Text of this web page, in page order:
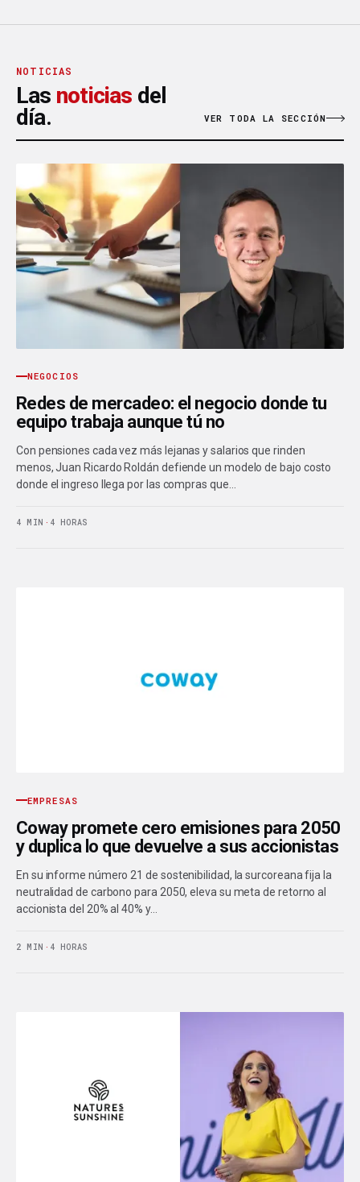
NOTICIAS
Las noticias del
día.
VER TODA LA SECCIÓN
NEGOCIOS
Redes de mercadeo: el negocio donde tu
equipo trabaja aunque tú no
Con pensiones cada vez más lejanas y salarios que rinden
menos, Juan Ricardo Roldán defiende un modelo de bajo costo
donde el ingreso llega por las compras que…
4 MIN · 4 HORAS
EMPRESAS
Coway promete cero emisiones para 2050
y duplica lo que devuelve a sus accionistas
En su informe número 21 de sostenibilidad, la surcoreana fija la
neutralidad de carbono para 2050, eleva su meta de retorno al
accionista del 20% al 40% y…
2 MIN · 4 HORAS